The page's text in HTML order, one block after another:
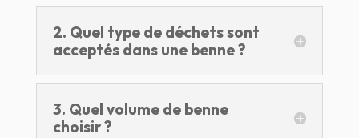
2. Quel type de déchets sont
acceptés dans une benne ?
3. Quel volume de benne
choisir ?